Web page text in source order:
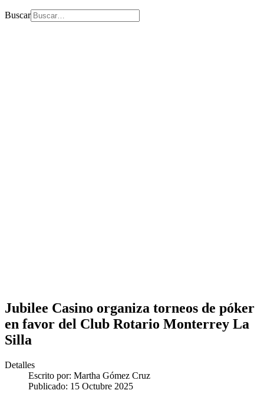
Buscar
Jubilee Casino organiza torneos de póker
en favor del Club Rotario Monterrey La
Silla
Detalles
Escrito por: Martha Gómez Cruz
Publicado: 15 Octubre 2025